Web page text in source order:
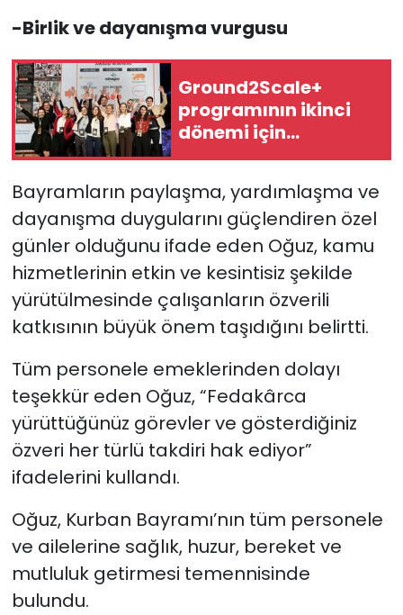
-Birlik ve dayanışma vurgusu
Ground2Scale+
programının ikinci
dönemi için
başvurular açıldı
Bayramların paylaşma, yardımlaşma ve
dayanışma duygularını güçlendiren özel
günler olduğunu ifade eden Oğuz, kamu
hizmetlerinin etkin ve kesintisiz şekilde
yürütülmesinde çalışanların özverili
katkısının büyük önem taşıdığını belirtti.
Tüm personele emeklerinden dolayı
teşekkür eden Oğuz, “Fedakârca
yürüttüğünüz görevler ve gösterdiğiniz
özveri her türlü takdiri hak ediyor”
ifadelerini kullandı.
Oğuz, Kurban Bayramı’nın tüm personele
ve ailelerine sağlık, huzur, bereket ve
mutluluk getirmesi temennisinde
bulundu.
Yazarlar